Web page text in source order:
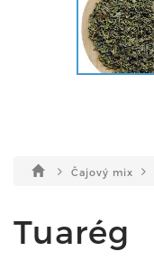
Čajový mix
Tuarég